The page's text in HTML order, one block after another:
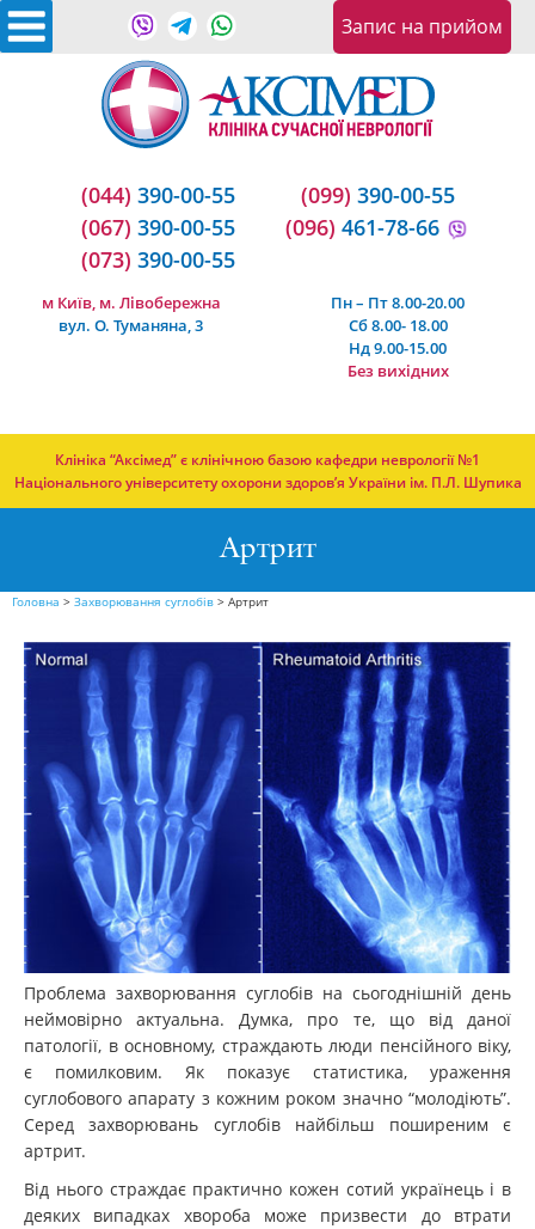
Запис на прийом
(044) 390-00-55
(067) 390-00-55
(073) 390-00-55
(099) 390-00-55
(096) 461-78-66
м Київ, м. Лівобережна
вул. О. Туманяна, 3
Пн – Пт 8.00-20.00
Сб 8.00- 18.00
Нд 9.00-15.00
Без вихідних
Клініка “Аксімед” є клінічною базою кафедри неврології №1
Національного університету охорони здоров’я України ім. П.Л. Шупика
Артрит
Головна > Захворювання суглобів > Артрит
Проблема захворювання суглобів на сьогоднішній день
неймовірно актуальна. Думка, про те, що від даної
патології, в основному, страждають люди пенсійного віку,
є помилковим. Як показує статистика, ураження
суглобового апарату з кожним роком значно “молодіють”.
Серед захворювань суглобів найбільш поширеним є
артрит.
Від нього страждає практично кожен сотий українець і в
деяких випадках хвороба може призвести до втрати